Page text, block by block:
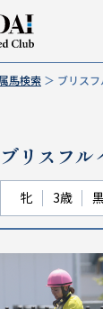
馬検索 ブリス
ブリスフル
牝 3歳